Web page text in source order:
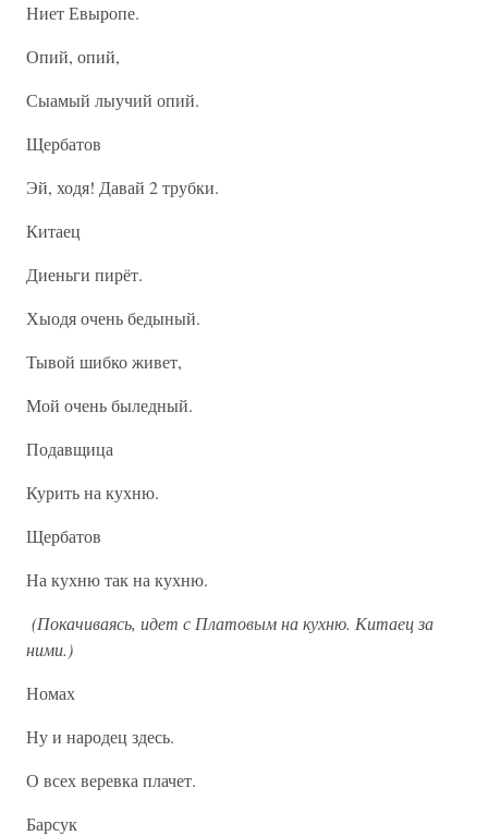
Ниет Евыропе.
Опий, опий,
Сыамый лыучий опий.
Щербатов
Эй, ходя! Давай 2 трубки.
Китаец
Диеньги пирёт.
Хыодя очень бедыный.
Тывой шибко живет,
Мой очень быледный.
Подавщица
Курить на кухню.
Щербатов
На кухню так на кухню.
(Покачиваясь, идет с Платовым на кухню. Китаец за
ними.)
Номах
Ну и народец здесь.
О всех веревка плачет.
Барсук